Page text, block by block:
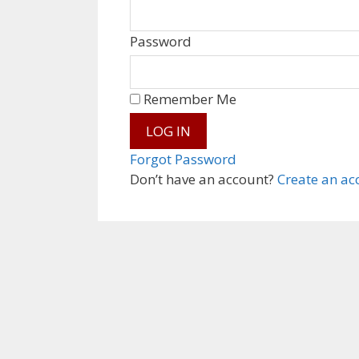
Password
Don’t have an account? Create an
Remember Me
Forgot Password